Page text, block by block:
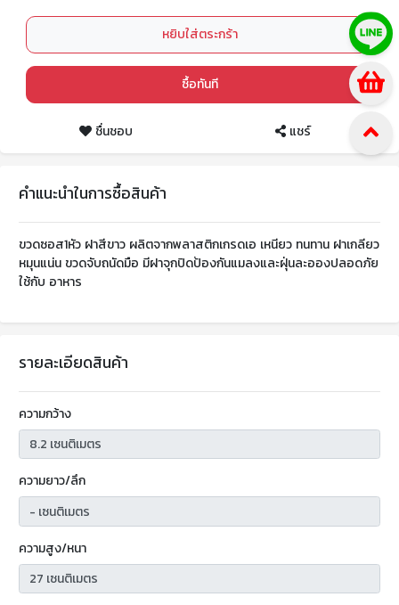
หยิบใส่ตระกร้า
ซื้อทันที
ชื่นชอบ แชร์
คำแนะนำในการซื้อสินค้า
ขวดซอส1หัว ฝาสีขาว ผลิตจากพลาสติกเกรดเอ เหนียว ทนทาน ฝาเกลียว
หมุนแน่น ขวดจับถนัดมือ มีฝาจุกปิดป้องกันแมลงและฝุ่นละอองปลอดภัย
ใช้กับ อาหาร
รายละเอียดสินค้า
ความกว้าง
ความยาว/ลึก
ความสูง/หนา